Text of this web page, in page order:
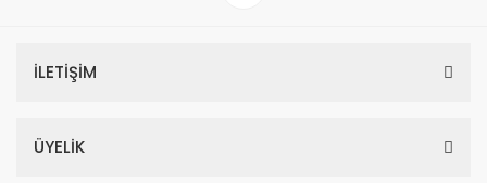
İLETİŞİM
ÜYELİK